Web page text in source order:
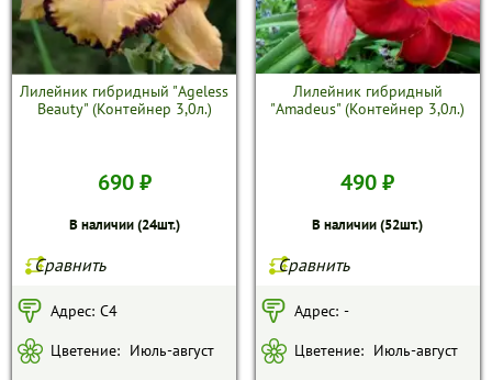
Лилейник гибридный "Ageless
Beauty" (Контейнер 3,0л.)
690 ₽
В наличии (24шт.)
Сравнить
Адрес: С4
Цветение: Июль-август
Лилейник гибридный
"Amadeus" (Контейнер 3,0л.)
490 ₽
В наличии (52шт.)
Сравнить
Адрес: -
Цветение: Июль-август